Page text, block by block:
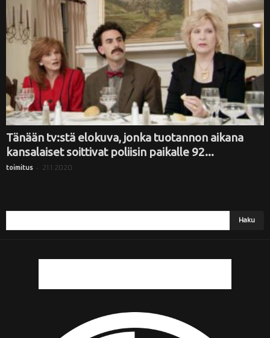
Tänään tv:stä elokuva, jonka tuotannon aikana
kansalaiset soittivat poliisin paikalle 92...
toimitus - 21.1.2020